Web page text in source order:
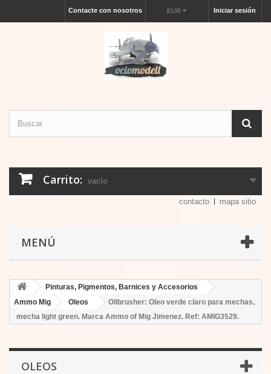
Iniciar sesión
EUR
Contacte con nosotros
Carrito: vacío
contacto mapa sitio
MENÚ
Pinturas, Pigmentos, Barnices y Accesorios
Ammo Mig
Oleos
Oilbrusher: Oleo verde claro para mechas,
mecha light green. Marca Ammo of Mig Jimenez. Ref: AMIG3529.
OLEOS